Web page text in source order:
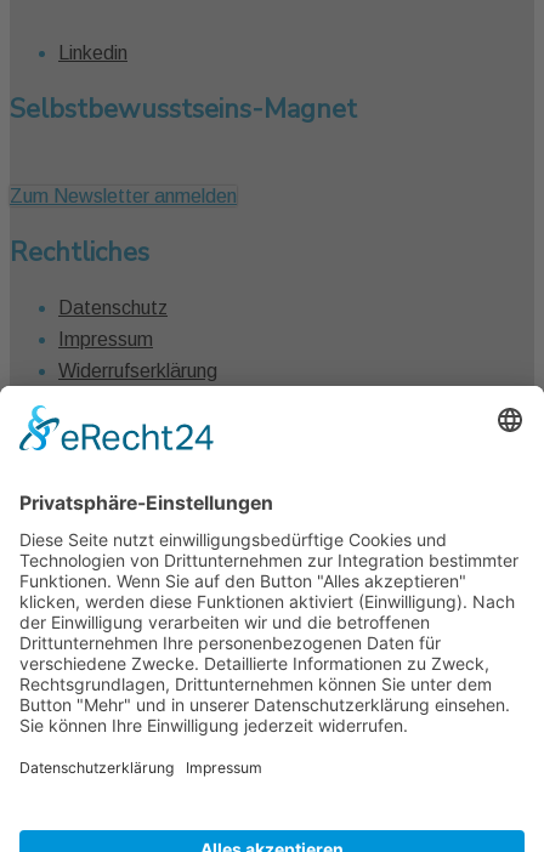
Linkedin
Selbstbewusstseins-Magnet
Zum Newsletter anmelden
Rechtliches
Datenschutz
Impressum
Widerrufserklärung
Vertrag widerrufen
Kontakt
Claudia Winkel
0431 – 1280 7461
info@claudiawinkel.com
Kiel
Frankfurt I Berlin I Hamburg I Köln I München